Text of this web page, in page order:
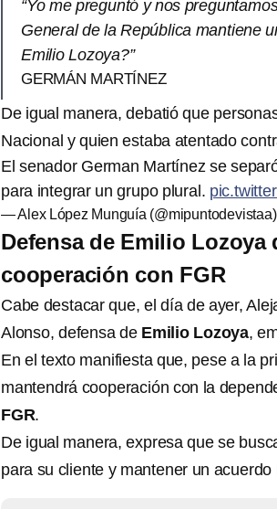
“Yo me preguntó y nos
General de la República mantiene
Emilio Lozoya?”
GERMÁN MARTÍNEZ
De igual manera, debatió que
Nacional y quien estaba atentado
El senador German Martínez se
para integrar un grupo plural.
— Alex López Munguía (@mipuntodevistaa)
Defensa de Emilio
cooperación con FGR
Cabe destacar que, el día de ayer,
Alonso, defensa de Emilio Lozoya,
En el texto manifiesta que, pese a la
mantendrá cooperación con la
FGR.
De igual manera, expresa que se
para su cliente y mantener un